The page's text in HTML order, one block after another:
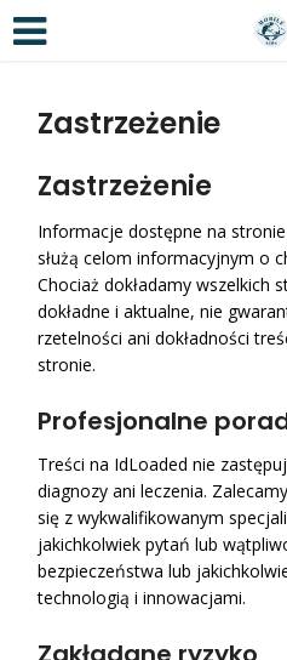
Zastrzeżenie
Zastrzeżenie
Informacje dostępne na
służą celom informacyjnym o
Chociaż dokładamy wszelkich
dokładne i aktualne, nie
rzetelności ani dokładności
stronie.
Profesjonalne
Treści na IdLoaded nie
diagnozy ani leczenia.
się z wykwalifikowanym
jakichkolwiek pytań lub
bezpieczeństwa lub
technologią i innowacjami.